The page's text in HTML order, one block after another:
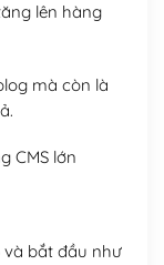
lên hàng
mà còn là
CMS lớn
và bắt đầu như